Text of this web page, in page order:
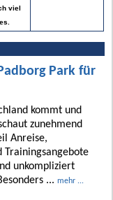
viel
Park für
kommt und
zunehmend
Anreise,
Trainingsangebote
unkompliziert
... mehr ...